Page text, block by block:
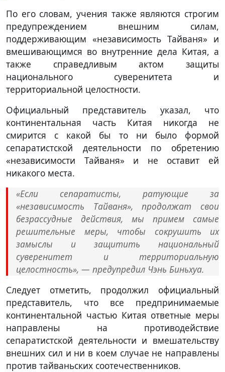
По его словам, учения также являются строгим
предупреждением внешним силам,
поддерживающим «независимость Тайваня» и
вмешивающимся во внутренние дела Китая, а
также справедливым актом защиты
национального суверенитета и
территориальной целостности.
Официальный представитель указал, что
континентальная часть Китая никогда не
смирится с какой бы то ни было формой
сепаратистской деятельности по обретению
«независимости Тайваня» и не оставит ей
никакого места.
«Если сепаратисты, ратующие за
«независимость Тайваня», продолжат свои
безрассудные действия, мы примем самые
решительные меры, чтобы сокрушить их
замыслы и защитить национальный
суверенитет и территориальную
целостность», — предупредил Чэнь Биньхуа.
Следует отметить, продолжил официальный
представитель, что все предпринимаемые
континентальной частью Китая ответные меры
направлены на противодействие
сепаратистской деятельности и вмешательству
внешних сил и ни в коем случае не направлены
против тайваньских соотечественников.